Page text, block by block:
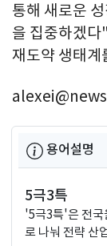
통해 새로운
을 집중하겠
재도약 생태
용어설명
5극3특
'5극3특'은 전국
로 나눠 전략 산